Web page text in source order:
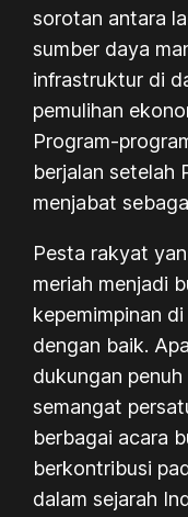
sorotan antara
sumber daya
infrastruktur di
pemulihan
Program-
berjalan setelah
menjabat
Pesta rakyat
meriah menjadi
kepemimpinan
dengan baik.
dukungan
semangat
berbagai acara
berkontribusi
dalam sejarah